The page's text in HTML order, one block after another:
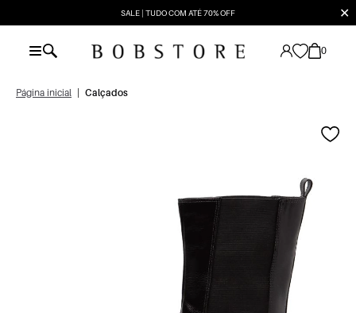
SALE | TUDO COM ATÉ 70% OFF ✕
0
Página inicial Calçados